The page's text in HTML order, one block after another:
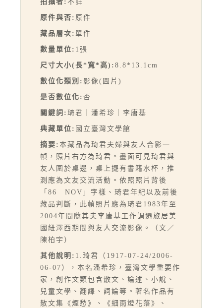
拍攝者: 不詳
原件與否: 原件
藏品層次: 單件
數量單位: 1張
尺寸大小(長*寬*高): 8.8*13.1cm
數位化類別: 影像(圖片)
是否數位化: 否
關鍵詞: 琦君｜潘希珍｜李唐基
典藏單位: 國立臺灣文學館
摘要: 本藏品為琦君夫婦與友人合影一
幀，照片右方為琦君。畫面可見琦君與
友人圍於桌邊，桌上擺有書籍水杯，推
測應為文友交流活動。依照照片背後
「86 NOV」字樣、琦君年紀以及前後
藏品判斷，此幀照片應為琦君1983年至
2004年間隨其夫李唐基工作調遷旅居美
國紐澤西期間與友人交流影像。（文／
陳柏宇）
其他說明: 1.琦君（1917-07-24/2006-
06-07），本名潘希珍，臺灣文學重要作
家，創作文類包含散文、論述、小說、
兒童文學、翻譯、詞論等。著名作品有
散文集《煙愁》、《細雨燈花落》、